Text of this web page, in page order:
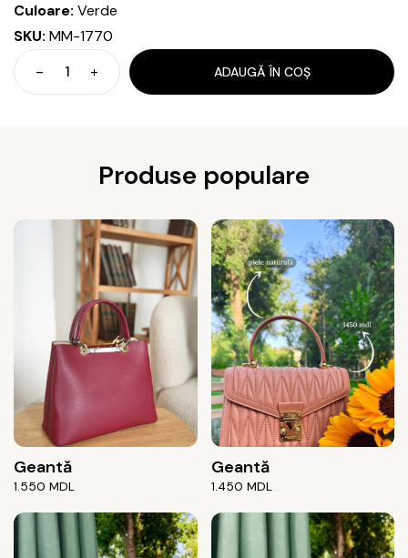
Culoare: Verde
SKU: MM-1770
Cantitate
Geantă
ADAUGĂ ÎN COȘ
Produse populare
Geantă
1.550 MDL
Geantă
1.450 MDL